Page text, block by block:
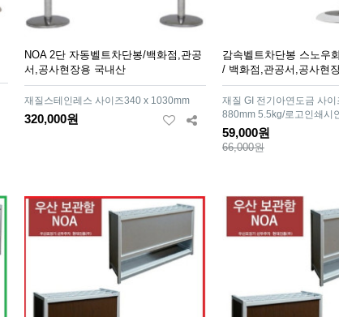
NOA 2단 자동벨트차단봉/백화점,관공
서,공사현장용 국내산
재질스테인레스 사이즈340 x 1030mm
320,000원
감속벨트차단봉 스노우
/ 백화점,관공서,공사현
재질 GI 전기아연도금 사
880mm 5.5kg/로고인쇄시
59,000원
66,000원